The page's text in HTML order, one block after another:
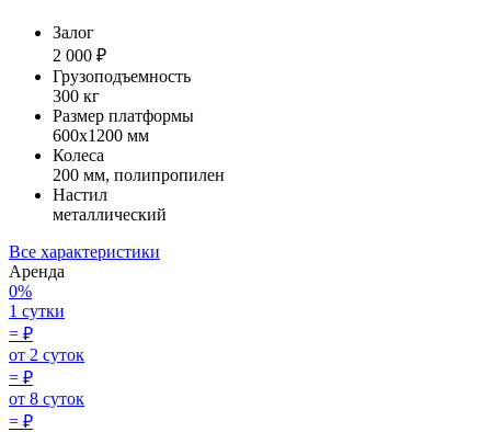
Залог
2 000 ₽
Грузоподъемность
300 кг
Размер платформы
600х1200 мм
Колеса
200 мм, полипропилен
Настил
металлический
Все характеристики
Аренда
0%
1 сутки
= ₽
от 2 суток
= ₽
от 8 суток
= ₽